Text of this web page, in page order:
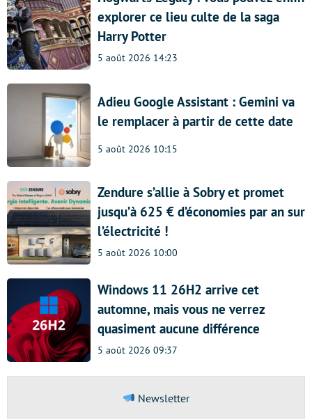
explorer ce lieu culte de la saga
Harry Potter
5 août 2026 14:23
Adieu Google Assistant : Gemini va
le remplacer à partir de cette date
5 août 2026 10:15
Zendure s’allie à Sobry et promet
jusqu’à 625 € d’économies par an sur
l’électricité !
5 août 2026 10:00
Windows 11 26H2 arrive cet
automne, mais vous ne verrez
quasiment aucune différence
5 août 2026 09:37
Newsletter